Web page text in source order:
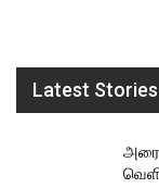
Latest Stories